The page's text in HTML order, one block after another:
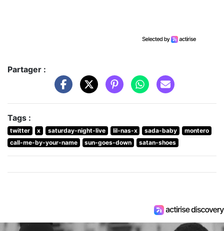
Partager :
Tags :
twitter x saturday-night-live lil-nas-x sada-baby
montero
call-me-by-your-name
sun-goes-down satan-shoes